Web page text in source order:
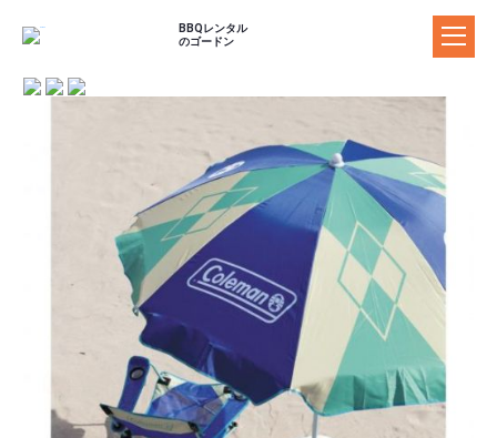
BBQレンタル
のゴードン
器材レンタルプラ
ン
食材プラン
ドリンクプラン 追加器材 追加食材
施設の特長からBBQ場を探す
マップからBBQ場を探す
おすすめBBQ場